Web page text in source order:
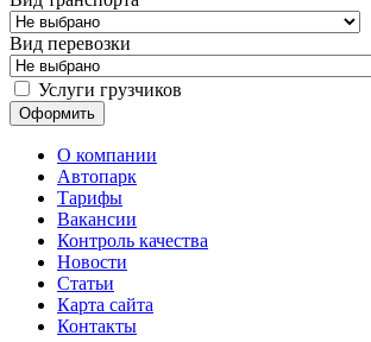
Вид перевозки
Услуги грузчиков
О компании
Автопарк
Тарифы
Вакансии
Контроль качества
Новости
Статьи
Карта сайта
Контакты